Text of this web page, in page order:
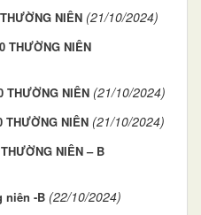
NIÊN (21/10/2024)
THƯỜNG NIÊN
THƯỜNG NIÊN (21/10/2024)
THƯỜNG NIÊN (21/10/2024)
NIÊN – B
niên -B (22/10/2024)